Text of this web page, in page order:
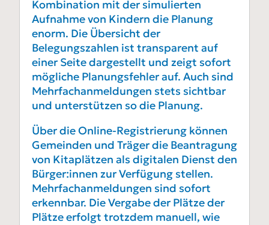
Kombination mit der simulierten
Aufnahme von Kindern die Planung
enorm. Die Übersicht der
Belegungszahlen ist transparent auf
einer Seite dargestellt und zeigt sofort
mögliche Planungsfehler auf. Auch sind
Mehrfachanmeldungen stets sichtbar
und unterstützen so die Planung.
Über die Online-Registrierung können
Gemeinden und Träger die Beantragung
von Kitaplätzen als digitalen Dienst den
Bürger:innen zur Verfügung stellen.
Mehrfachanmeldungen sind sofort
erkennbar. Die Vergabe der Plätze der
Plätze erfolgt trotzdem manuell, wie